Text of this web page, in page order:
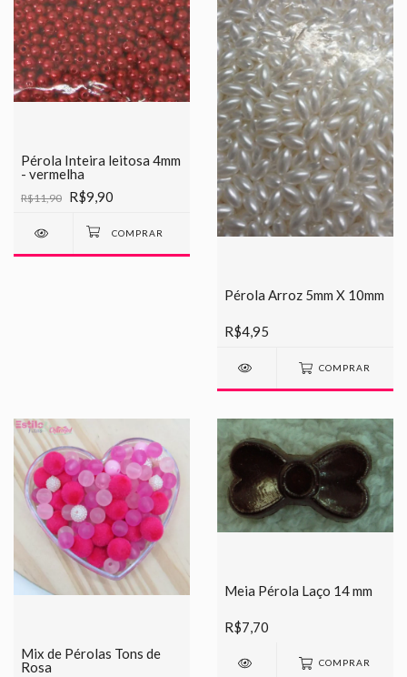
Pérola Inteira leitosa 4mm
- vermelha
R$11,90 R$9,90
Pérola Arroz 5mm X 10mm
R$4,95
COMPRAR
Mix de Pérolas Tons de
Rosa
Meia Pérola Laço 14 mm
R$7,70
COMPRAR